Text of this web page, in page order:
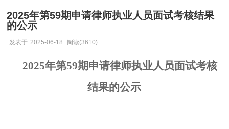
2025年第59期申请律师执业人员面试考核结果
的公示
发表于 2025-06-18 阅读(3610)
2025年第59期申请律师执业人员面试考核
结果的公示